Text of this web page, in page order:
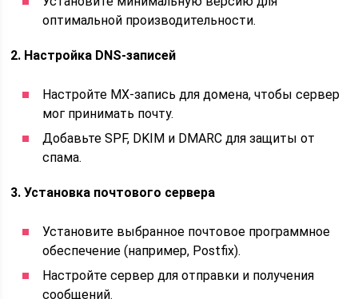
оптимальной производительности.
2. Настройка DNS-записей
Настройте MX-запись для домена, чтобы сервер
мог принимать почту.
Добавьте SPF, DKIM и DMARC для защиты от
спама.
3. Установка почтового сервера
Установите выбранное почтовое программное
обеспечение (например, Postfix).
Настройте сервер для отправки и получения
сообщений.